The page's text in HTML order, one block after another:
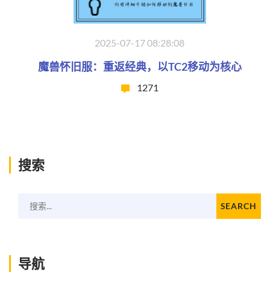
2025-07-17 08:28:08
魔兽怀旧服：重返经典，以TC2移动为核心
1271
搜索
搜索... SEARCH
导航